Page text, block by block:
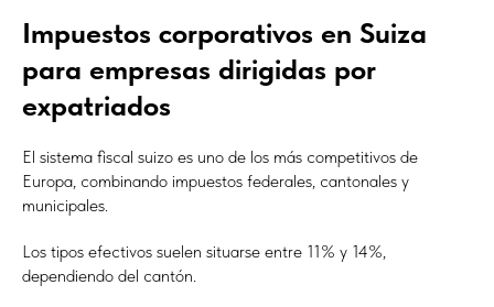
Impuestos corporativos en Suiza
para empresas dirigidas por
expatriados
El sistema fiscal suizo es uno de los más competitivos de
Europa, combinando impuestos federales, cantonales y
municipales.
Los tipos efectivos suelen situarse entre 11% y 14%,
dependiendo del cantón.